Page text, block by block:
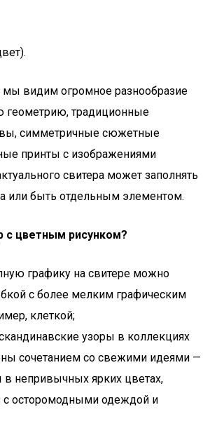
мы видим огромное разнообразие
геометрию, традиционные
симметричные сюжетные
принты с изображениями
свитера может заполнять
или быть отдельным элементом.
с цветным рисунком?
графику на свитере можно
с более мелким графическим
клеткой;
узоры в коллекциях
сочетанием со свежими идеями —
непривычных ярких цветах,
с осторомодными одеждой и